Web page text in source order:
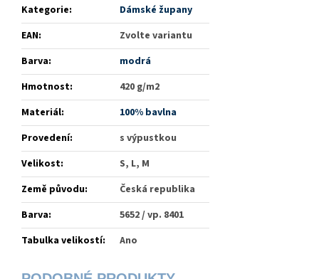
Kategorie:
Dámské župany
EAN:
Zvolte variantu
Barva:
modrá
Hmotnost:
420 g/m2
Materiál:
100% bavlna
Provedení:
s výpustkou
Velikost:
S, L, M
Země původu:
Česká republika
Barva:
5652 / vp. 8401
Tabulka velikostí: Ano